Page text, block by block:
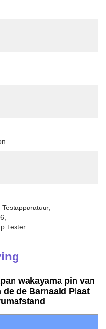
Testapparatuur
Tester
wakayama pin van
de Barnaald Plaat